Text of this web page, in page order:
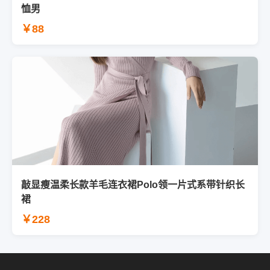
恤男
￥88
敲显瘦温柔长款羊毛连衣裙Polo领一片式系带针织长
裙
￥228